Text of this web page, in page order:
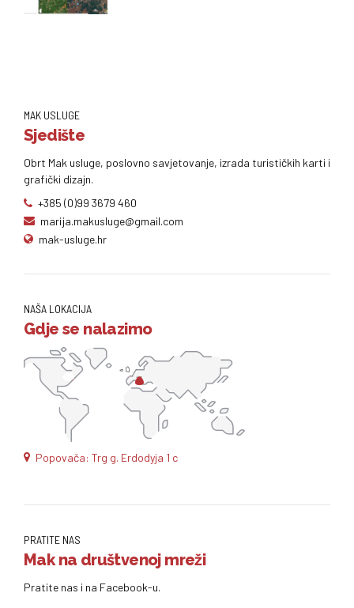
MAK USLUGE
Sjedište
Obrt Mak usluge, poslovno savjetovanje, izrada turističkih karti i
grafički dizajn.
+385 (0)99 3679 460
marija.makusluge@gmail.com
mak-usluge.hr
NAŠA LOKACIJA
Gdje se nalazimo
Popovača: Trg g. Erdodyja 1 c
PRATITE NAS
Mak na društvenoj mreži
Pratite nas i na Facebook-u.